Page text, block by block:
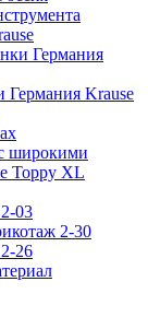
Германия
Германия Krause
широкими
Toppy XL
03
2-30
26